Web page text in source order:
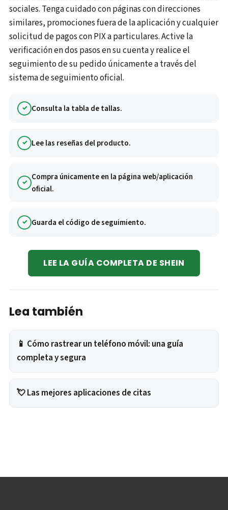
sociales. Tenga cuidado con páginas con direcciones
similares, promociones fuera de la aplicación y cualquier
solicitud de pagos con PIX a particulares. Active la
verificación en dos pasos en su cuenta y realice el
seguimiento de su pedido únicamente a través del
sistema de seguimiento oficial.
Consulta la tabla de tallas.
Lee las reseñas del producto.
Compra únicamente en la página web/aplicación
oficial.
Guarda el código de seguimiento.
LEE LA GUÍA COMPLETA DE SHEIN
Lea también
📱 Cómo rastrear un teléfono móvil: una guía
completa y segura
💘 Las mejores aplicaciones de citas